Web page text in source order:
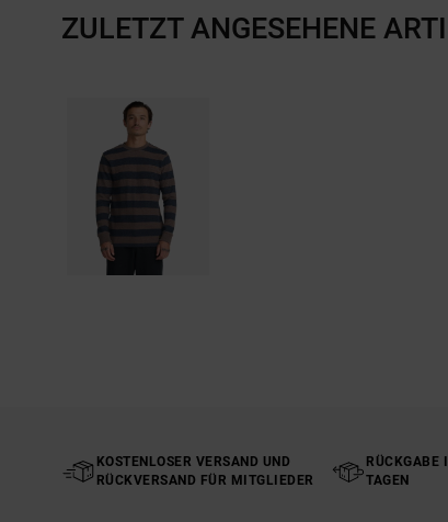
ZULETZT ANGESEHENE
KOSTENLOSER VERSAND UND
RÜCKVERSAND FÜR MITGLIEDER
RÜCKGABE
TAGEN